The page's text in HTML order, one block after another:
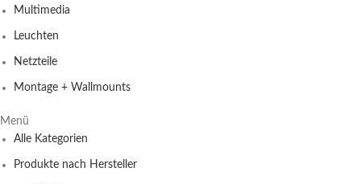
Multimedia
Leuchten
Netzteile
Montage + Wallmounts
Menü
Alle Kategorien
Produkte nach Hersteller